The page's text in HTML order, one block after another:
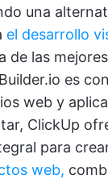
una
el desarrollo
de las
es
web y
ClickUp
para
web,